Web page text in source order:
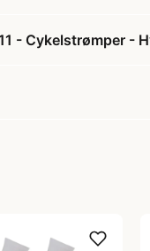
- Cykelstrømper -